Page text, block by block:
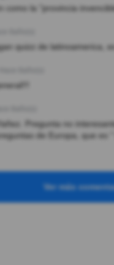
como la "provincia
quizz de latinoamerica,
Pregunta no
de Europa, que es "
Ver más